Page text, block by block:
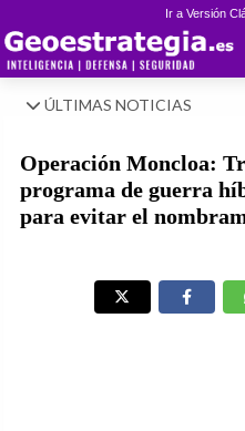
Ir a Versión
ÚLTIMAS NOTICIAS
Operación Moncloa:
programa de guerra
para evitar el